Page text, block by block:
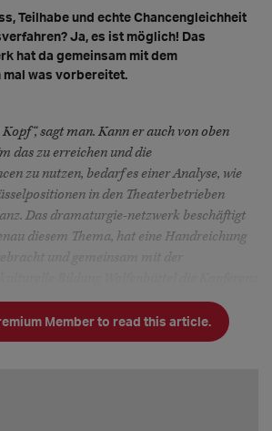
Teilhabe und echte Chancengleichheit
Ja, es ist möglich! Das
hat da gemeinsam mit dem
mal was vorbereitet.
sagt man. Kann er auch von oben
das zu erreichen und die
zu nutzen, bedarf es einer Analyse, wie
in den Theaterbetrieben
Das dramaturgie-netzwerk beschäftigt
diesem Thema, hat eine Handreichung
veranstaltet. Daniel Grü
Member to read this article.